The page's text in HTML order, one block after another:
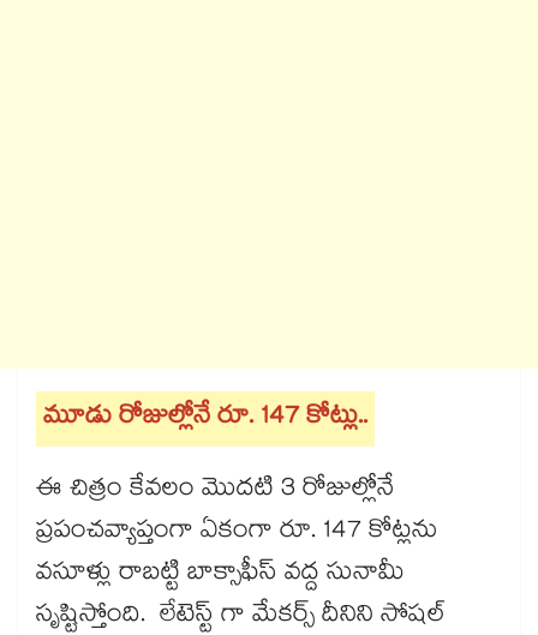
మూడు రోజుల్లోనే రూ. 147 కోట్లు..
ఈ చిత్రం కేవలం మొదటి 3 రోజుల్లోనే
ప్రపంచవ్యాప్తంగా ఏకంగా రూ. 147 కోట్లను
వసూళ్లు రాబట్టి బాక్సాఫీస్ వద్ద సునామీ
సృష్టిస్తోంది. లేటెస్ట్ గా మేకర్స్ దీనిని సోషల్